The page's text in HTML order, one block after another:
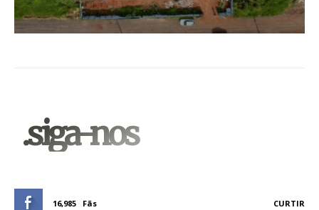
.siga-nos
16,985 Fãs CURTIR